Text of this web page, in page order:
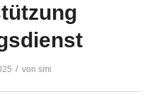
/ von smi